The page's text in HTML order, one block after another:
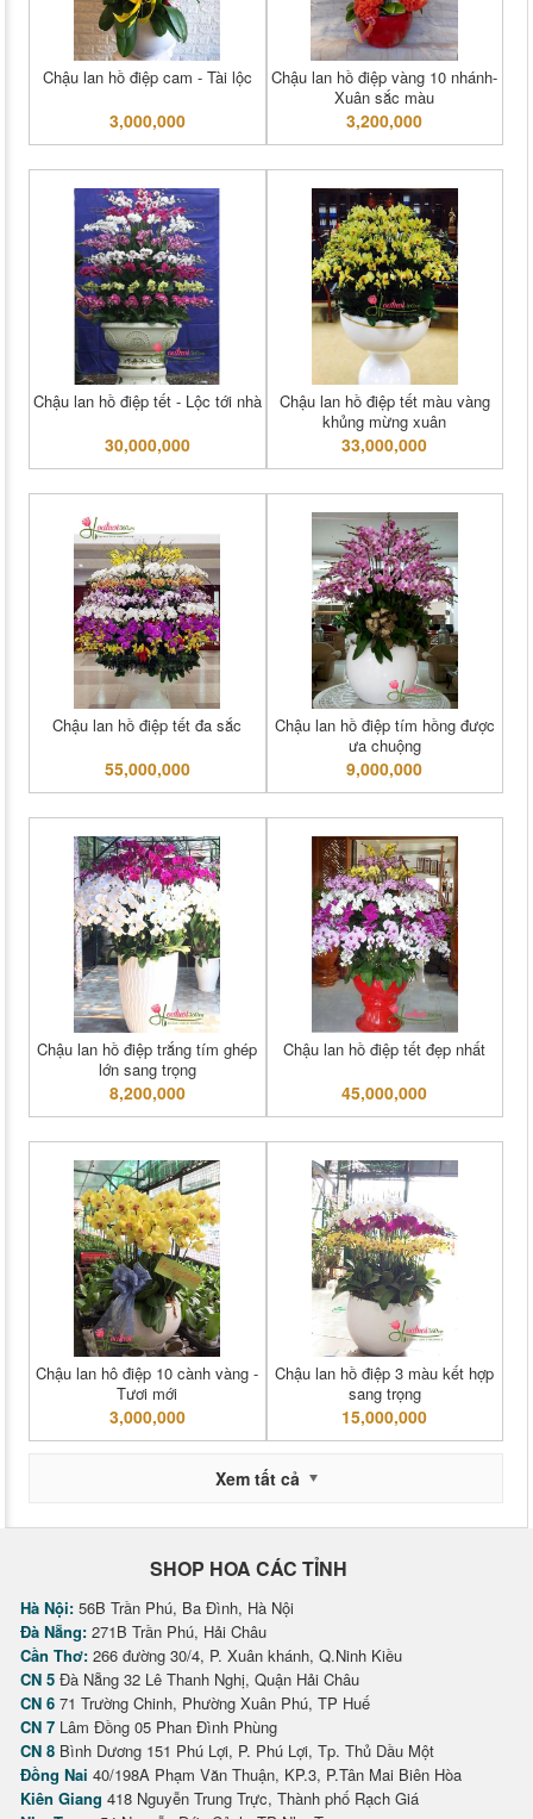
Chậu lan hồ điệp cam - Tài lộc
3,000,000
Chậu lan hồ điệp vàng 10 nhánh-
Xuân sắc màu
3,200,000
Chậu lan hồ điệp tết - Lộc tới nhà
30,000,000
Chậu lan hồ điệp tết màu vàng
khủng mừng xuân
33,000,000
Chậu lan hồ điệp tết đa sắc
55,000,000
Chậu lan hồ điệp tím hồng được
ưa chuộng
9,000,000
Chậu lan hồ điệp trắng tím ghép
lớn sang trọng
8,200,000
Chậu lan hồ điệp tết đẹp nhất
45,000,000
Chậu lan hô điệp 10 cành vàng -
Tươi mới
3,000,000
Chậu lan hồ điệp 3 màu kết hợp
sang trọng
15,000,000
Xem tất cả
SHOP HOA CÁC TỈNH
Hà Nội: 56B Trần Phú, Ba Đình, Hà Nội
Đà Nẵng: 271B Trần Phú, Hải Châu
Cần Thơ: 266 đường 30/4, P. Xuân khánh, Q.Ninh Kiều
CN 5 Đà Nẵng 32 Lê Thanh Nghị, Quận Hải Châu
CN 6 71 Trường Chinh, Phường Xuân Phú, TP Huế
CN 7 Lâm Đồng 05 Phan Đình Phùng
CN 8 Bình Dương 151 Phú Lợi, P. Phú Lợi, Tp. Thủ Dầu Một
Đồng Nai 40/198A Phạm Văn Thuận, KP.3, P.Tân Mai Biên Hòa
Kiên Giang 418 Nguyễn Trung Trực, Thành phố Rạch Giá